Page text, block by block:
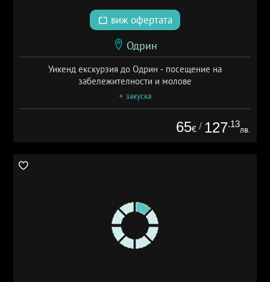
виж офертата
Одрин
Уикенд екскурзия до Одрин - посещение на
забележителности и молове
+ закуска
65€ / 127.13
лв.